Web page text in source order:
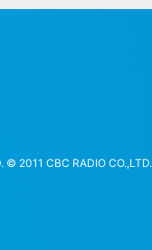
2011 CBC RADIO CO.,LTD.